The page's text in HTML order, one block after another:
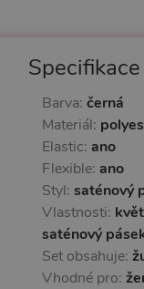
Barva: černá
Materiál:
Elastic: ano
Flexible: ano
Styl: saténový
Vlastnosti:
saténový
Set obsahuje:
Vhodné pro: